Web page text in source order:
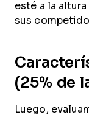
esté a la
sus
(25% de
Luego,